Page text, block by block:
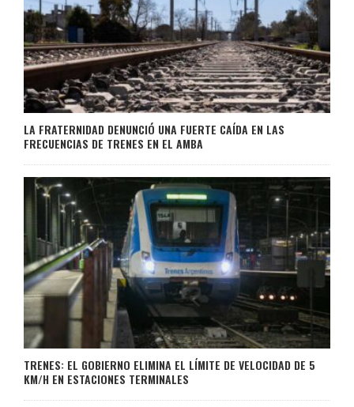
LA FRATERNIDAD DENUNCIÓ UNA FUERTE CAÍDA EN LAS
FRECUENCIAS DE TRENES EN EL AMBA
TRENES: EL GOBIERNO ELIMINA EL LÍMITE DE VELOCIDAD DE 5
KM/H EN ESTACIONES TERMINALES